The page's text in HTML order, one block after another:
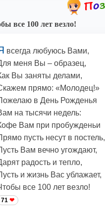
все 100 лет везло!
всегда любуюсь Вами,
меня Вы – образец,
Вы заняты делами,
прямо: «Молодец!»
в День Рожденья
на тысячи недель:
Вам при пробужденьи
пусть несут в постель,
Вам вечно угождают,
радость и тепло,
и жизнь Вас ублажает,
все 100 лет везло!
71